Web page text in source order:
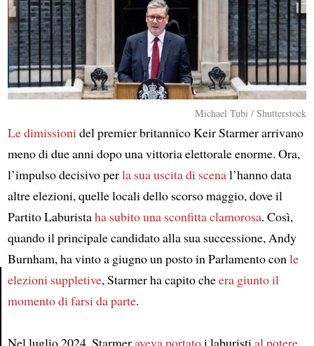
Article
Michael Tubi / Shutterstock
Le dimissionidel premier britannico Keir Starmer arrivano
meno di due anni dopo una vittoria elettorale enorme. Ora,
l’impulso decisivo perla sua uscita di scenal’hanno data
altre elezioni, quelle locali dello scorso maggio, dove il
Partito Laburistaha subito una sconfitta clamorosa. Così,
quando il principale candidato alla sua successione, Andy
Burnham, ha vinto a giugno un posto in Parlamento conle
elezioni suppletive, Starmer ha capito cheera giunto il
momento di farsi da parte.
Nel luglio 2024, Starmeraveva portatoi laburistial potere